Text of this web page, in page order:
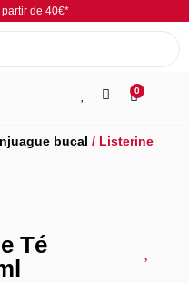
de 40€*
0
bucal / Listerine
Té